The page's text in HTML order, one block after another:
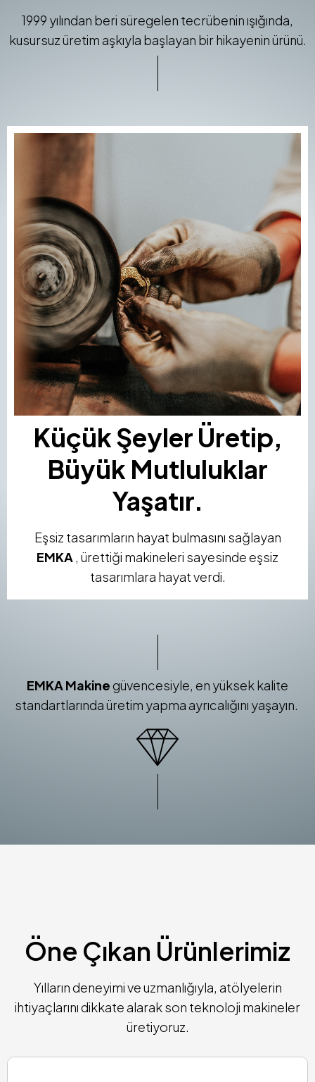
1999 yılından beri süregelen tecrübenin ışığında,
kusursuz üretim aşkıyla başlayan bir hikayenin ürünü.
Küçük Şeyler Üretip,
Büyük Mutluluklar
Yaşatır.
Eşsiz tasarımların hayat bulmasını sağlayan
EMKA, ürettiği makineleri sayesinde eşsiz
tasarımlara hayat verdi.
EMKA Makinegüvencesiyle, en yüksek kalite
standartlarında üretim yapma ayrıcalığını yaşayın.
Öne Çıkan Ürünlerimiz
Yılların deneyimi ve uzmanlığıyla, atölyelerin
ihtiyaçlarını dikkate alarak son teknoloji makineler
üretiyoruz.